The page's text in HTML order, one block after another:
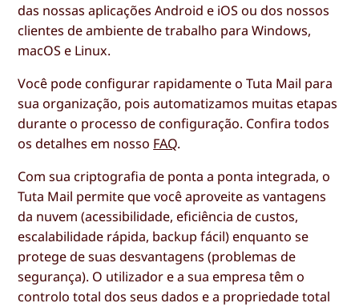
das nossas aplicações Android e iOS ou dos nossos
clientes de ambiente de trabalho para Windows,
macOS e Linux.
Você pode configurar rapidamente o Tuta Mail para
sua organização, pois automatizamos muitas etapas
durante o processo de configuração. Confira todos
os detalhes em nosso FAQ.
Com sua criptografia de ponta a ponta integrada, o
Tuta Mail permite que você aproveite as vantagens
da nuvem (acessibilidade, eficiência de custos,
escalabilidade rápida, backup fácil) enquanto se
protege de suas desvantagens (problemas de
segurança). O utilizador e a sua empresa têm o
controlo total dos seus dados e a propriedade total